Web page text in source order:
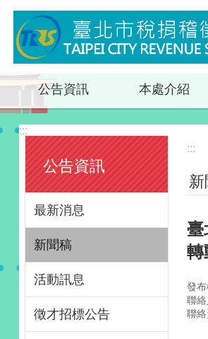
公告資訊 本處介紹
:::
公告資訊
最新消息
新聞稿
活動訊息
徵才招標公告
:::
臺
轉
發
聯
聯